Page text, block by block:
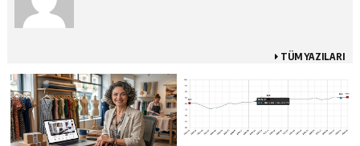
TÜM YAZILARI